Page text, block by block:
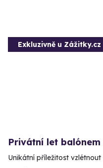
Exkluzivně u Zážitky.cz
Privátní let
Unikátní příležitost